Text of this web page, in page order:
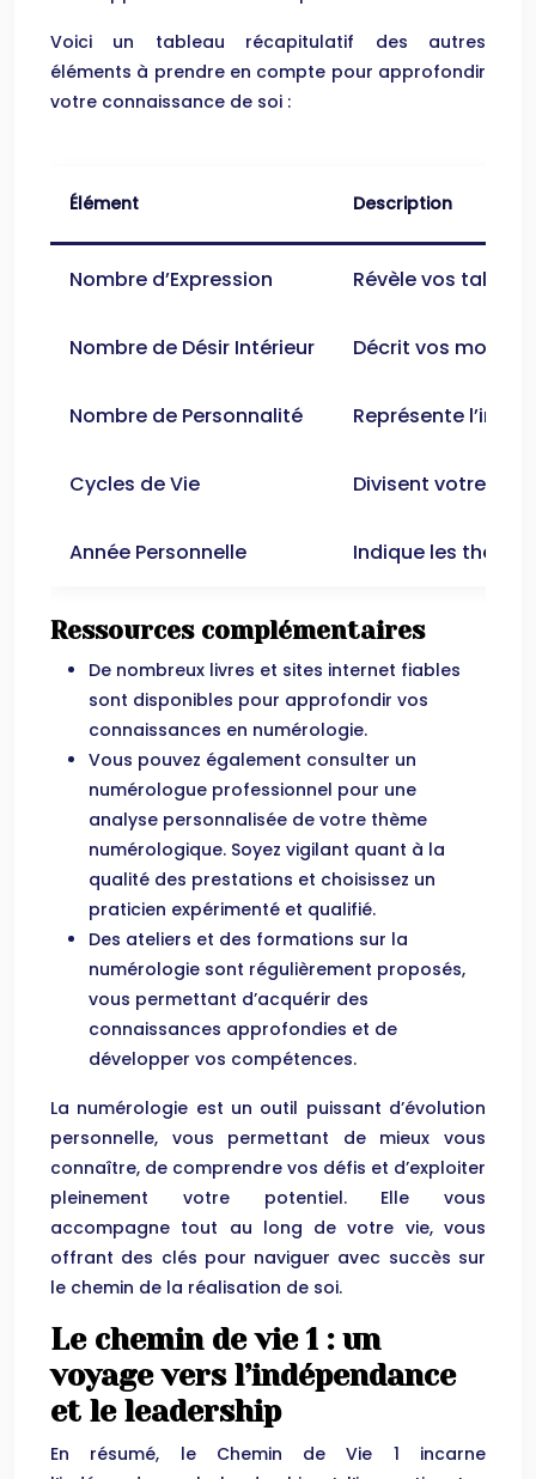
Voici un tableau récapitulatif des autres
éléments à prendre en compte pour approfondir
votre connaissance de soi :
Élément Description
Nombre d’Expression Révèle vos
Nombre de Désir Intérieur Décrit vos
Nombre de Personnalité Représente
Cycles de Vie Divisent votre vie
Année Personnelle Indique les
Ressources complémentaires
De nombreux livres et sites internet fiables
sont disponibles pour approfondir vos
connaissances en numérologie.
Vous pouvez également consulter un
numérologue professionnel pour une
analyse personnalisée de votre thème
numérologique. Soyez vigilant quant à la
qualité des prestations et choisissez un
praticien expérimenté et qualifié.
Des ateliers et des formations sur la
numérologie sont régulièrement proposés,
vous permettant d’acquérir des
connaissances approfondies et de
développer vos compétences.
La numérologie est un outil puissant d’évolution
personnelle, vous permettant de mieux vous
connaître, de comprendre vos défis et d’exploiter
pleinement votre potentiel. Elle vous
accompagne tout au long de votre vie, vous
offrant des clés pour naviguer avec succès sur
le chemin de la réalisation de soi.
Le chemin de vie 1 : un
voyage vers l’indépendance
et le leadership
En résumé, le Chemin de Vie 1 incarne